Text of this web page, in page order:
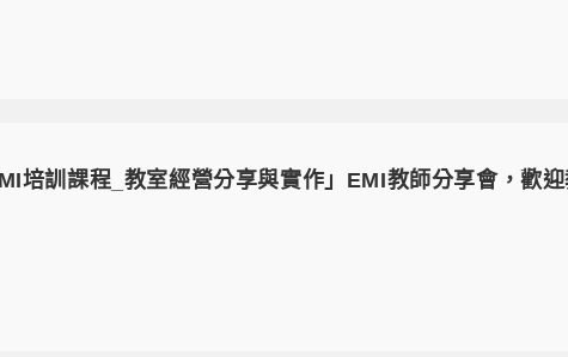
培訓課程_教室經營分享與實作」EMI教師分享會，歡